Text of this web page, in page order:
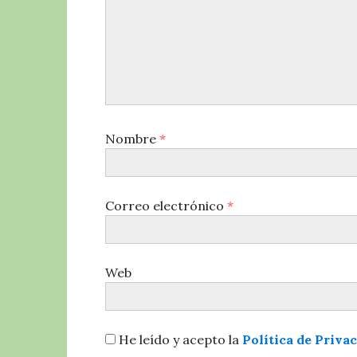
Nombre *
Correo electrónico *
Web
He leído y acepto la Política de